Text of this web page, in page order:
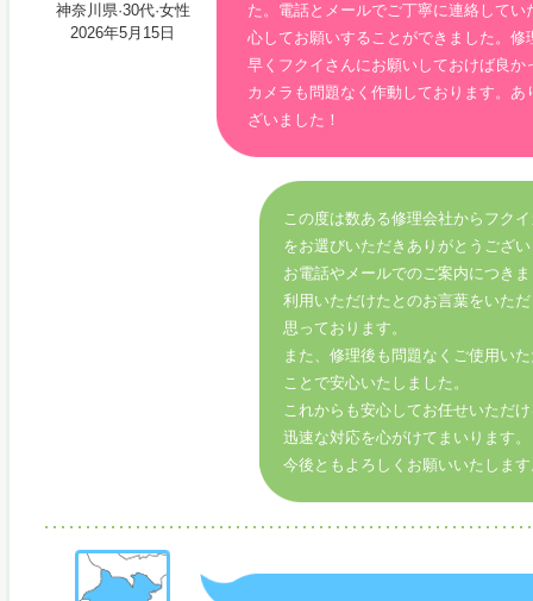
神奈川県·30代·女性
2026年5月15日
た。電話とメールでご丁寧に連絡してい
心してお願いすることができました。修
早くフクイさんにお願いしておけば良か
カメラも問題なく作動しております。あ
ざいました！
この度は数ある修理会社からフク
をお選びいただきありがとうござ
お電話やメールでのご案内につき
利用いただけたとのお言葉をいた
思っております。
また、修理後も問題なくご使用い
ことで安心いたしました。
これからも安心してお任せいただ
迅速な対応を心がけてまいります。
今後ともよろしくお願いいたしま